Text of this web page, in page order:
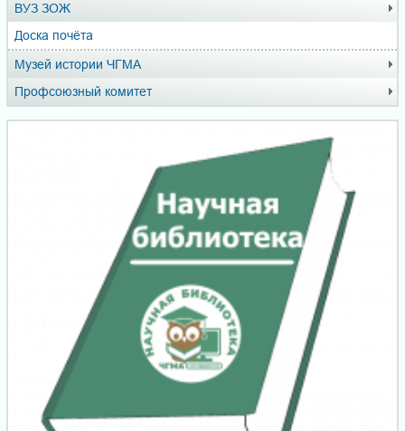
ВУЗ ЗОЖ
Доска почёта
Музей истории ЧГМА
Профсоюзный комитет